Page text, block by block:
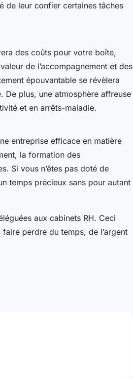
de leur confier certaines tâches
des coûts pour votre boîte,
de l’accompagnement et des
épouvantable se révèlera
De plus, une atmosphère affreuse
et en arrêts-maladie.
entreprise efficace en matière
la formation des
Si vous n’êtes pas doté de
temps précieux sans pour autant
aux cabinets RH. Ceci
perdre du temps, de l’argent